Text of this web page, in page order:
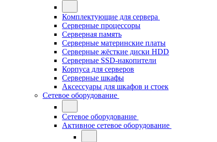
Комплектующие для сервера
Серверные процессоры
Серверная память
Серверные материнские платы
Серверные жёсткие диски HDD
Серверные SSD-накопители
Корпуса для серверов
Серверные шкафы
Аксессуары для шкафов и стоек
Сетевое оборудование
Сетевое оборудование
Активное сетевое оборудование